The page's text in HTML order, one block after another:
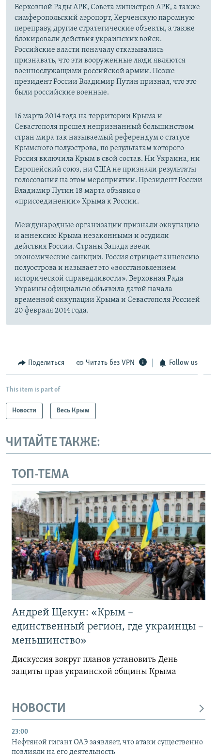
Верховной Рады АРК, Совета министров АРК, а также
симферопольский аэропорт, Керченскую паромную
переправу, другие стратегические объекты, а также
блокировали действия украинских войск.
Российские власти поначалу отказывались
признавать, что эти вооруженные люди являются
военнослужащими российской армии. Позже
президент России Владимир Путин признал, что это
были российские военные.
16 марта 2014 года на территории Крыма и
Севастополя прошел непризнанный большинством
стран мира так называемый референдум о статусе
Крымского полуострова, по результатам которого
Россия включила Крым в свой состав. Ни Украина, ни
Европейский союз, ни США не признали результаты
голосования на этом мероприятии. Президент России
Владимир Путин 18 марта объявил о
«присоединении» Крыма к России.
Международные организации признали оккупацию
и аннексию Крыма незаконными и осудили
действия России. Страны Запада ввели
экономические санкции. Россия отрицает аннексию
полуострова и называет это «восстановлением
исторической справедливости». Верховная Рада
Украины официально объявила датой начала
временной оккупации Крыма и Севастополя Россией
20 февраля 2014 года.
Поделиться Читать без VPN Follow us
This item is part of
Новости Весь Крым
ЧИТАЙТЕ ТАКЖЕ:
ТОП-ТЕМА
Андрей Щекун: «Крым –
единственный регион, где украинцы –
меньшинство»
Дискуссия вокруг планов установить День
защиты прав украинской общины Крыма
НОВОСТИ
23:00
Нефтяной гигант ОАЭ заявляет, что атаки существенно
повлияли на его деятельность